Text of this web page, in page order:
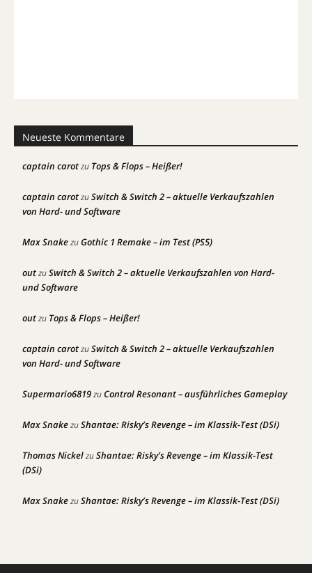
Neueste Kommentare
captain carotzu Tops & Flops – Heißer!
captain carotzuSwitch & Switch 2 – aktuelle Verkaufszahlen
von Hard- und Software
Max SnakezuGothic 1 Remake – im Test (PS5)
outzuSwitch & Switch 2 – aktuelle Verkaufszahlen von Hard-
und Software
outzu Tops & Flops – Heißer!
captain carotzuSwitch & Switch 2 – aktuelle Verkaufszahlen
von Hard- und Software
Supermario6819zuControl Resonant – ausführliches Gameplay
Max SnakezuShantae: Risky’s Revenge – im Klassik-Test (DSi)
Thomas NickelzuShantae: Risky’s Revenge – im Klassik-Test
(DSi)
Max SnakezuShantae: Risky’s Revenge – im Klassik-Test (DSi)